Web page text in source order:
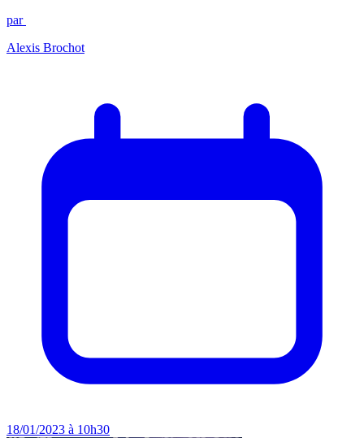
par
Alexis Brochot
18/01/2023 à 10h30